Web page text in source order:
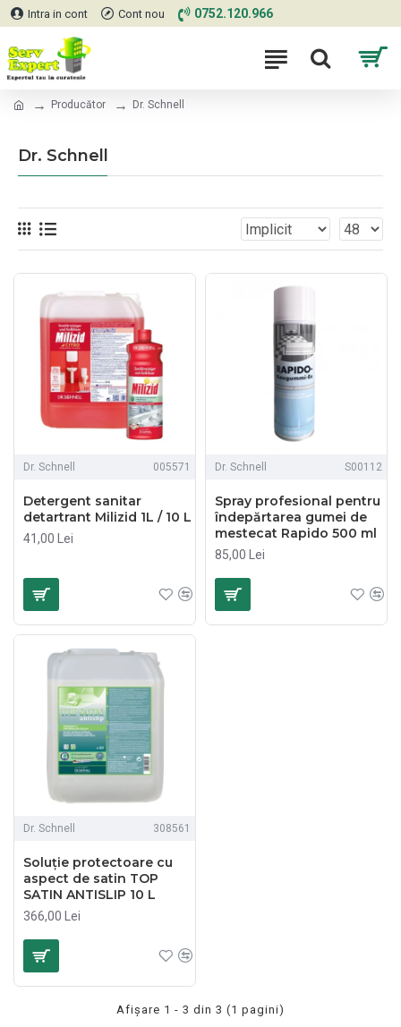
Intra in cont Cont nou 0752.120.966
Producător Dr. Schnell
Dr. Schnell
Dr. Schnell 005571
Detergent sanitar
detartrant Milizid 1L / 10 L
41,00 Lei
Dr. Schnell S00112
Spray profesional pentru
îndepărtarea gumei de
mestecat Rapido 500 ml
85,00 Lei
Dr. Schnell 308561
Soluție protectoare cu
aspect de satin TOP
SATIN ANTISLIP 10 L
366,00 Lei
Afişare 1 - 3 din 3 (1 pagini)